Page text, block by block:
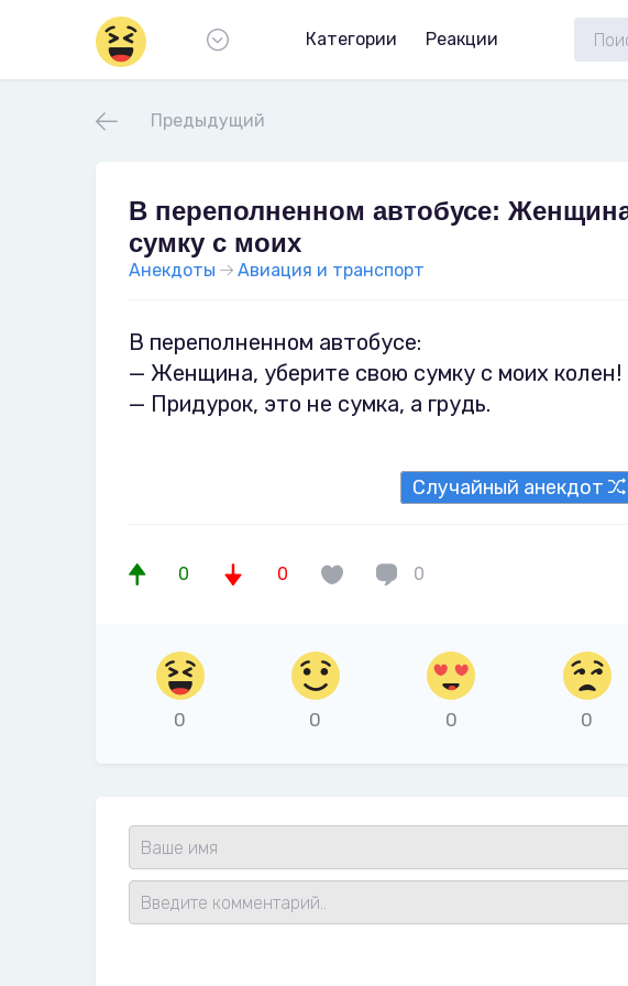
Категории Реакции
Предыдущий
В переполненном автобусе:
сумку с моих
Анекдоты Авиация и транспорт
В переполненном автобусе:
— Женщина, уберите свою сумку с моих колен!
— Придурок, это не сумка, а грудь.
Случайный анекдот
0 0 0
0 0 0 0